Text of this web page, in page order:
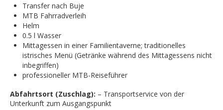
Transfer nach Buje
MTB Fahrradverleih
Helm
0.5 l Wasser
Mittagessen in einer Familientaverne; traditionelles
istrisches Menü (Getränke während des Mittagessens nicht
inbegriffen)
professioneller MTB-Reiseführer
Abfahrtsort (Zuschlag): – Transportservice von der
Unterkunft zum Ausgangspunkt